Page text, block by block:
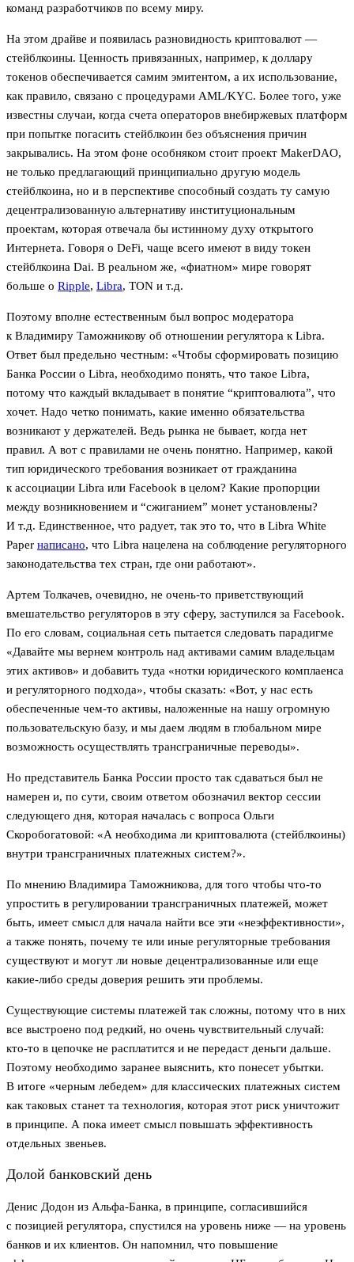
команд разработчиков по всему миру.
На этом драйве и появилась разновидность криптовалют —
стейблкоины. Ценность привязанных, например, к доллару
токенов обеспечивается самим эмитентом, а их использование,
как правило, связано с процедурами AML/KYC. Более того, уже
известны случаи, когда счета операторов внебиржевых платформ
при попытке погасить стейблкоин без объяснения причин
закрывались. На этом фоне особняком стоит проект MakerDAO,
не только предлагающий принципиально другую модель
стейблкоина, но и в перспективе способный создать ту самую
децентрализованную альтернативу институциональным
проектам, которая отвечала бы истинному духу открытого
Интернета. Говоря о DeFi, чаще всего имеют в виду токен
стейблкоина Dai. В реальном же, «фиатном» мире говорят
больше о Ripple, Libra, TON и т.д.
Поэтому вполне естественным был вопрос модератора
к Владимиру Таможникову об отношении регулятора к Libra.
Ответ был предельно честным: «Чтобы сформировать позицию
Банка России о Libra, необходимо понять, что такое Libra,
потому что каждый вкладывает в понятие “криптовалюта”, что
хочет. Надо четко понимать, какие именно обязательства
возникают у держателей. Ведь рынка не бывает, когда нет
правил. А вот с правилами не очень понятно. Например, какой
тип юридического требования возникает от гражданина
к ассоциации Libra или Facebook в целом? Какие пропорции
между возникновением и “сжиганием” монет установлены?
И т.д. Единственное, что радует, так это то, что в Libra White
Paper написано, что Libra нацелена на соблюдение регуляторного
законодательства тех стран, где они работают».
Артем Толкачев, очевидно, не очень-то приветствующий
вмешательство регуляторов в эту сферу, заступился за Facebook.
По его словам, социальная сеть пытается следовать парадигме
«Давайте мы вернем контроль над активами самим владельцам
этих активов» и добавить туда «нотки юридического комплаенса
и регуляторного подхода», чтобы сказать: «Вот, у нас есть
обеспеченные чем-то активы, наложенные на нашу огромную
пользовательскую базу, и мы даем людям в глобальном мире
возможность осуществлять трансграничные переводы».
Но представитель Банка России просто так сдаваться был не
намерен и, по сути, своим ответом обозначил вектор сессии
следующего дня, которая началась с вопроса Ольги
Скоробогатовой: «А необходима ли криптовалюта (стейблкоины)
внутри трансграничных платежных систем?».
По мнению Владимира Таможникова, для того чтобы что-то
упростить в регулировании трансграничных платежей, может
быть, имеет смысл для начала найти все эти «неэффективности»,
а также понять, почему те или иные регуляторные требования
существуют и могут ли новые децентрализованные или еще
какие-либо среды доверия решить эти проблемы.
Существующие системы платежей так сложны, потому что в них
все выстроено под редкий, но очень чувствительный случай:
кто-то в цепочке не расплатится и не передаст деньги дальше.
Поэтому необходимо заранее выяснить, кто понесет убытки.
В итоге «черным лебедем» для классических платежных систем
как таковых станет та технология, которая этот риск уничтожит
в принципе. А пока имеет смысл повышать эффективность
отдельных звеньев.
Долой банковский день
Денис Додон из Альфа-Банка, в принципе, согласившийся
с позицией регулятора, спустился на уровень ниже — на уровень
банков и их клиентов. Он напомнил, что повышение